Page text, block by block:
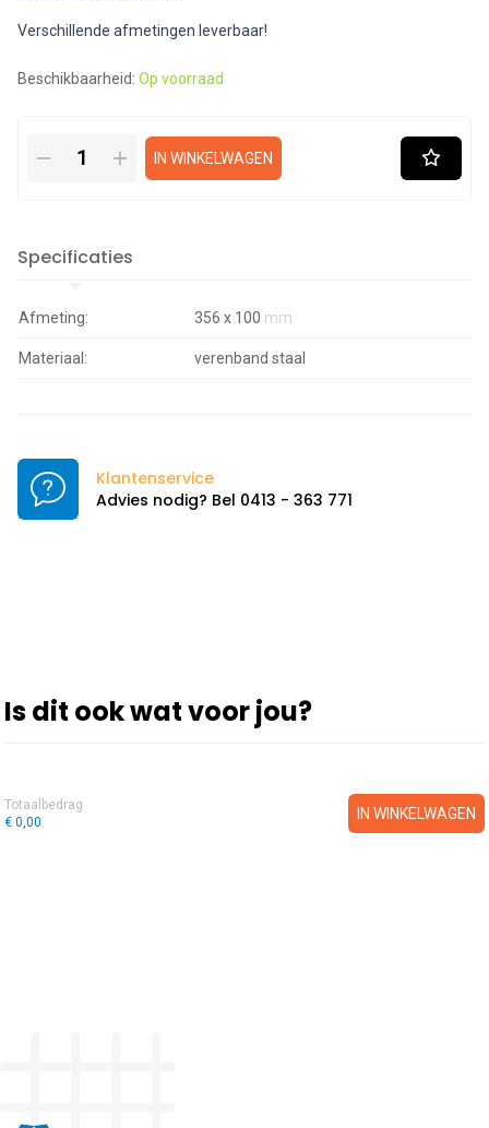
Verschillende afmetingen leverbaar!
Beschikbaarheid: Op voorraad
IN WINKELWAGEN
Specificaties
Afmeting: 356 x 100 mm
Materiaal: verenband staal
Klantenservice
Advies nodig? Bel 0413 - 363 771
Is dit ook wat voor jou?
Totaalbedrag
€ 0,00
IN WINKELWAGEN